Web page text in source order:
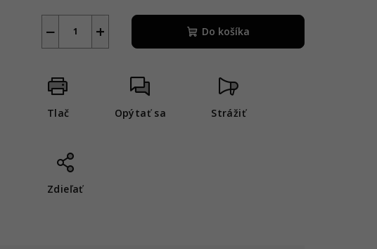
+
− Do košíka
Tlač Opýtať sa Strážiť
Zdieľať